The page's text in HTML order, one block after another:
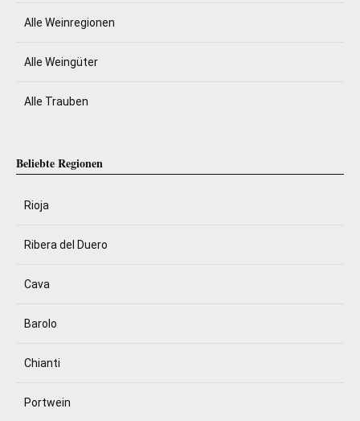
Alle Weinregionen
Alle Weingüter
Alle Trauben
Beliebte Regionen
Rioja
Ribera del Duero
Cava
Barolo
Chianti
Portwein